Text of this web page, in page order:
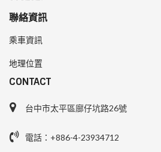
聯絡資訊
乘車資訊
地理位置
CONTACT
台中市太平區廍仔坑路26號
電話：+886-4-23934712